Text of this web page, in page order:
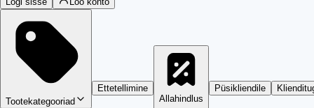
Tootekategooriad
Ettetellimine
Allahindlus
Püsikliendile